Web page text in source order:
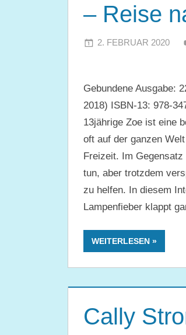
– Reise
2. FEBRUAR 2020
Gebundene Ausgabe:
2018) ISBN-13: 978-
13jährige Zoe ist eine
oft auf der ganzen
Freizeit. Im
tun, aber trotzdem
zu helfen. In diesem
Lampenfieber klappt
WEITERLESEN
Cally